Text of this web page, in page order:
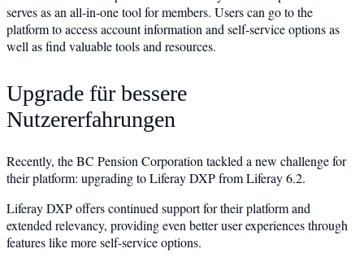
serves as an all-in-one tool for members. Users can go to the
platform to access account information and self-service options as
well as find valuable tools and resources.
Upgrade für bessere
Nutzererfahrungen
Recently, the BC Pension Corporation tackled a new challenge for
their platform: upgrading to Liferay DXP from Liferay 6.2.
Liferay DXP offers continued support for their platform and
extended relevancy, providing even better user experiences through
features like more self-service options.